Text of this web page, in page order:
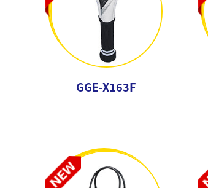
GGE-X163F